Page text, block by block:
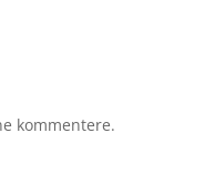
kommentere.